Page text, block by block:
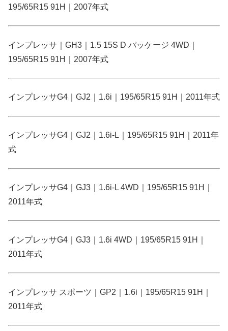
195/65R15 91H｜2007年式
インプレッサ｜GH3｜1.5 15S D パッケージ 4WD｜
195/65R15 91H｜2007年式
インプレッサG4｜GJ2｜1.6i｜195/65R15 91H｜2011年式
インプレッサG4｜GJ2｜1.6i-L｜195/65R15 91H｜2011年
式
インプレッサG4｜GJ3｜1.6i-L 4WD｜195/65R15 91H｜
2011年式
インプレッサG4｜GJ3｜1.6i 4WD｜195/65R15 91H｜
2011年式
インプレッサ スポーツ｜GP2｜1.6i｜195/65R15 91H｜
2011年式